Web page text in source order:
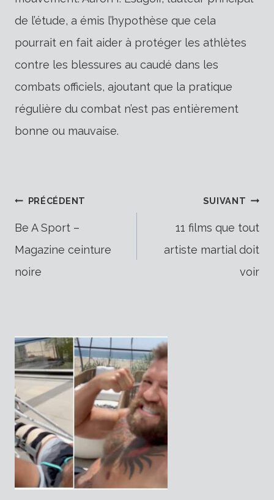
de l’étude, a émis l’hypothèse que cela
pourrait en fait aider à protéger les athlètes
contre les blessures au caudé dans les
combats officiels, ajoutant que la pratique
régulière du combat n’est pas entièrement
bonne ou mauvaise.
Navigation
de
l’article
PRÉCÉDENT
Be A Sport –
Magazine ceinture
noire
SUIVANT
11 films que tout
artiste martial doit
voir